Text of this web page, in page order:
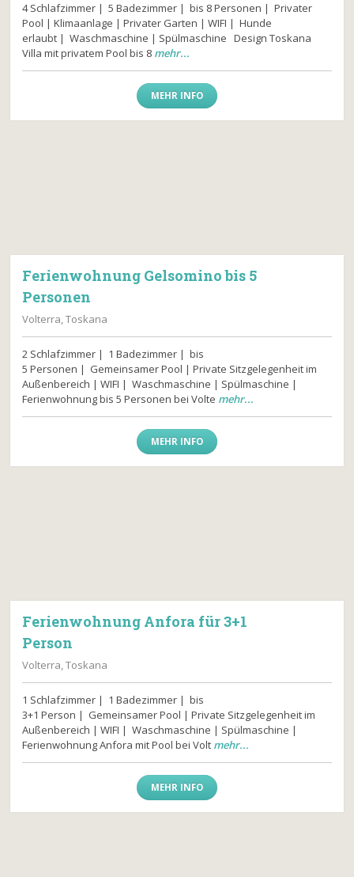
4 Schlafzimmer | 5 Badezimmer | bis 8 Personen | Privater
Pool | Klimaanlage | Privater Garten | WIFI | Hunde
erlaubt | Waschmaschine | Spülmaschine Design Toskana
Villa mit privatem Pool bis 8 mehr...
MEHR INFO
Ferienwohnung Gelsomino bis 5
Personen
Volterra, Toskana
2 Schlafzimmer | 1 Badezimmer | bis
5 Personen | Gemeinsamer Pool | Private Sitzgelegenheit im
Außenbereich | WIFI | Waschmaschine | Spülmaschine |
Ferienwohnung bis 5 Personen bei Volte mehr...
MEHR INFO
Ferienwohnung Anfora für 3+1
Person
Volterra, Toskana
1 Schlafzimmer | 1 Badezimmer | bis
3+1 Person | Gemeinsamer Pool | Private Sitzgelegenheit im
Außenbereich | WIFI | Waschmaschine | Spülmaschine |
Ferienwohnung Anfora mit Pool bei Volt mehr...
MEHR INFO